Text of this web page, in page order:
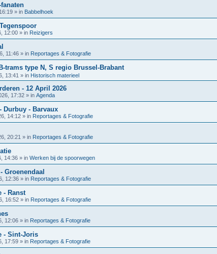
» in Babbelhoek
12:00 » in Reizigers
11:46 » in Reportages & Fotografie
trams type N, S regio Brussel-Brabant
13:41 » in Historisch materieel
- 12 April 2026
17:32 » in Agenda
Durbuy - Barvaux
14:12 » in Reportages & Fotografie
20:21 » in Reportages & Fotografie
14:36 » in Werken bij de spoorwegen
Groenendaal
12:36 » in Reportages & Fotografie
- Ranst
16:52 » in Reportages & Fotografie
12:06 » in Reportages & Fotografie
- Sint-Joris
17:59 » in Reportages & Fotografie